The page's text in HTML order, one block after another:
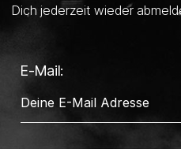
Dich jederzeit wieder
E-Mail: